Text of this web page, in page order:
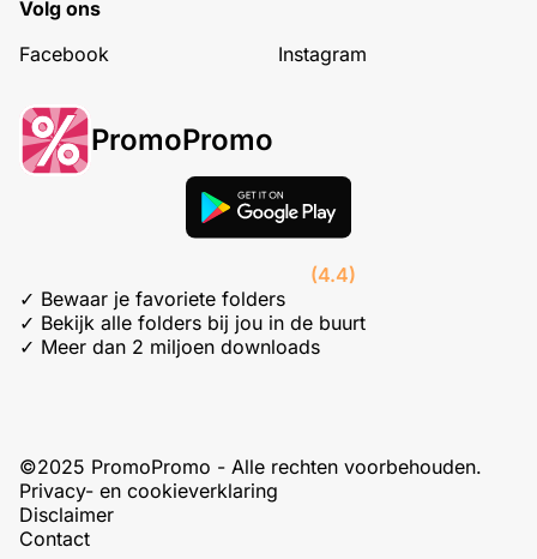
Volg ons
Facebook
Instagram
PromoPromo
(4.4)
✓ Bewaar je favoriete folders
✓ Bekijk alle folders bij jou in de buurt
✓ Meer dan 2 miljoen downloads
©2025 PromoPromo - Alle rechten voorbehouden.
Privacy- en cookieverklaring
Disclaimer
Contact